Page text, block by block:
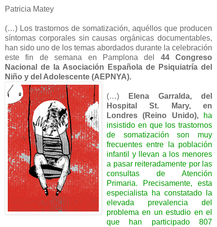
Patricia Matey
(…) Los trastornos de somatización, aquéllos que producen
síntomas corporales sin causas orgánicas documentables,
han sido uno de los temas abordados durante la celebración
este fin de semana en Pamplona del 44 Congreso
Nacional de la Asociación Española de Psiquiatría del
Niño y del Adolescente (AEPNYA).
(…)
Elena Garralda, del
Hospital St. Mary, en
Londres (Reino Unido),
ha
insistido en que los trastornos
de somatización son muy
frecuentes entre la población
infantil y llevan a los menores
a pasar reiteradamente por las
consultas de Atención
Primaria. Precisamente, esta
especialista ha constatado la
elevada prevalencia del
problema en un estudio en el
que han participado 807